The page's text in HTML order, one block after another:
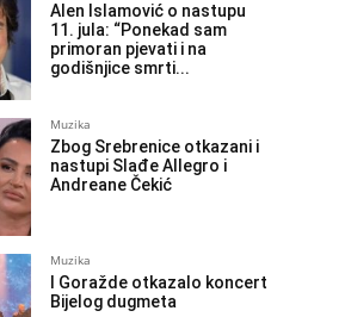
Alen Islamović o nastupu
11. jula: “Ponekad sam
primoran pjevati i na
godišnjice smrti...
Muzika
Zbog Srebrenice otkazani i
nastupi Slađe Allegro i
Andreane Čekić
Muzika
I Goražde otkazalo koncert
Bijelog dugmeta